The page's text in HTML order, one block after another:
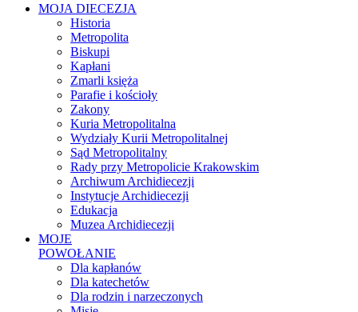
MOJA DIECEZJA
Historia
Metropolita
Biskupi
Kapłani
Zmarli księża
Parafie i kościoły
Zakony
Kuria Metropolitalna
Wydziały Kurii Metropolitalnej
Sąd Metropolitalny
Rady przy Metropolicie Krakowskim
Archiwum Archidiecezji
Instytucje Archidiecezji
Edukacja
Muzea Archidiecezji
MOJE
POWOŁANIE
Dla kapłanów
Dla katechetów
Dla rodzin i narzeczonych